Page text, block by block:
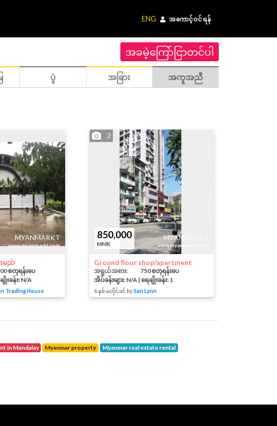
ENG အကောင့်ဝင်ရန်
အခမဲ့ကြော်ငြာတင်ပါ
ပွဲ အခြား အကူအညီ
MYANMARKT
www.myanmarkt.com
မည်
စတုရန်းပေ
ျိုးခန်း: N/A
Trading House
850,000
MMK
MYANMARKT
www.myanmarkt.com
2
Ground floor shop/apartment
အရွယ်အစား:
750 စတုရန်းပေ
အိပ်ခန်းများ: N/A | ရေချိုးခန်း: 1
6 နှစ် မတိုင်ခင် bySan Lynn
in Mandalay Myanmar property
Myanmar real estate rental